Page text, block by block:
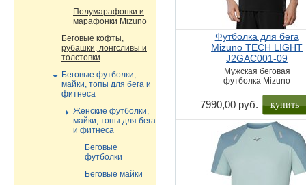
Футболка для бега
Mizuno TECH LIGHT
J2GAC001-09
Мужская беговая
футболка Mizuno
7990,00 руб. купить
Полумарафонки и
марафонки Mizuno
Беговые кофты,
рубашки, лонгсливы и
толстовки
Беговые футболки,
майки, топы для бега и
фитнеса
Женские футболки,
майки, топы для бега
и фитнеса
Беговые
футболки
Беговые майки